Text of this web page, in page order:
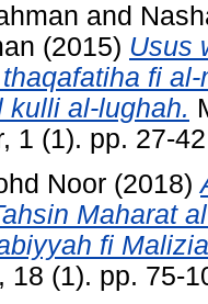
and
(2015) Usus
fi
kulli al-lughah.
1 (1). pp. 27-
Noor (2018)
Maharat
fi
18 (1). pp. 75-